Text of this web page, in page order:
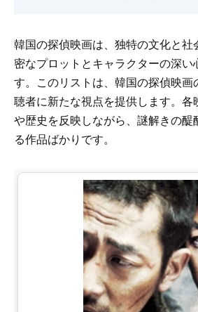
韓国の探偵映画は、独特の文化と社
密なプロットとキャラクターの深い
す。このリストは、韓国の探偵映画
聴者に新たな視点を提供します。各
や歴史を反映しながら、謎解きの醍
る作品ばかりです。